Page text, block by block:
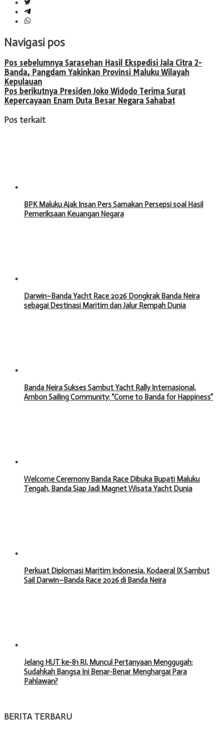
Navigasi pos
Pos sebelumnya Sarasehan Hasil Ekspedisi Jala Citra 2-
Banda, Pangdam Yakinkan Provinsi Maluku Wilayah
Kepulauan
Pos berikutnya Presiden Joko Widodo Terima Surat
Kepercayaan Enam Duta Besar Negara Sahabat
Pos terkait
BPK Maluku Ajak Insan Pers Samakan Persepsi soal Hasil
Pemeriksaan Keuangan Negara
Darwin–Banda Yacht Race 2026 Dongkrak Banda Neira
sebagai Destinasi Maritim dan Jalur Rempah Dunia
Banda Neira Sukses Sambut Yacht Rally Internasional,
Ambon Sailing Community: “Come to Banda for Happiness”
Welcome Ceremony Banda Race Dibuka Bupati Maluku
Tengah, Banda Siap Jadi Magnet Wisata Yacht Dunia
Perkuat Diplomasi Maritim Indonesia, Kodaeral IX Sambut
Sail Darwin–Banda Race 2026 di Banda Neira
Jelang HUT ke-81 RI, Muncul Pertanyaan Menggugah:
Sudahkah Bangsa Ini Benar-Benar Menghargai Para
Pahlawan?
BERITA TERBARU